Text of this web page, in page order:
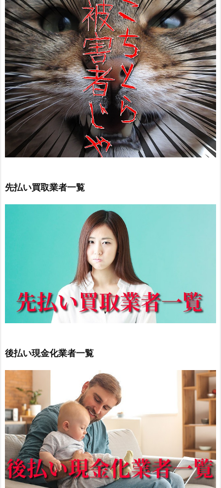
先払い買取業者一覧
後払い現金化業者一覧